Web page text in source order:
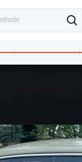
· Magyarország
/ Magyar Televízió, Marconi Mk IV típusú televíziós kamera.